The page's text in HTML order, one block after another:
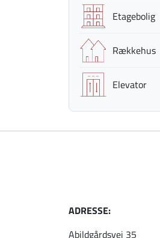
Etagebolig
Rækkehus
Elevator
ADRESSE:
Abildgårdsvej 35